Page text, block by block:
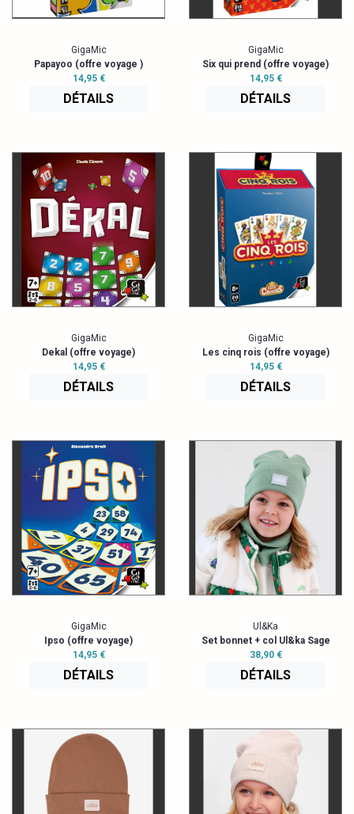
GigaMic
Papayoo (offre voyage )
14,95 €
DÉTAILS
GigaMic
Six qui prend (offre voyage)
14,95 €
DÉTAILS
GigaMic
Dekal (offre voyage)
14,95 €
DÉTAILS
GigaMic
Les cinq rois (offre voyage)
14,95 €
DÉTAILS
GigaMic
Ipso (offre voyage)
14,95 €
DÉTAILS
Ul&Ka
Set bonnet + col Ul&ka Sage
38,90 €
DÉTAILS